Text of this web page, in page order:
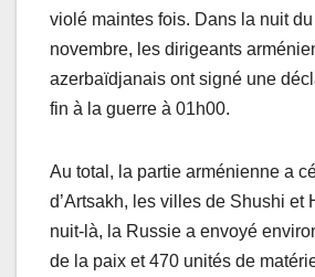
violé maintes fois. Dans la nuit
novembre, les dirigeants
azerbaïdjanais ont signé une
fin à la guerre à 01h00.
Au total, la partie arménienne a
d’Artsakh, les villes de Shushi et
nuit-là, la Russie a envoyé
de la paix et 470 unités de